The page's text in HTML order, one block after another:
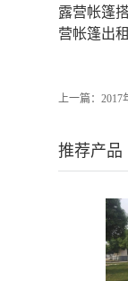
露营帐篷
营帐篷出
上一篇： 2017
推荐产品